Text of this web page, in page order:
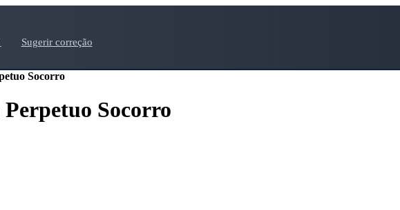
Sugerir correção
Socorro
Socorro